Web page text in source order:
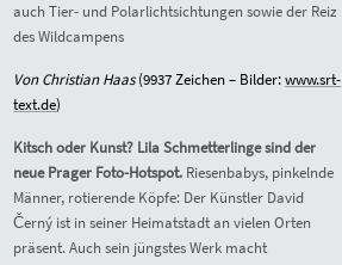
auch Tier- und Polarlichtsichtungen sowie der Reiz
des Wildcampens
Von Christian Haas(9937Zeichen – Bilder:www.srt-
text.de)
Kitsch oder Kunst? Lila Schmetterlinge sind der
neue Prager Foto-Hotspot. Riesenbabys, pinkelnde
Männer, rotierende Köpfe: Der Künstler David
Černý ist in seiner Heimatstadt an vielen Orten
präsent. Auch sein jüngstes Werk macht